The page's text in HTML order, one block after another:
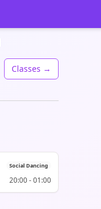
Classes →
Social Dancing
20:00-01:00